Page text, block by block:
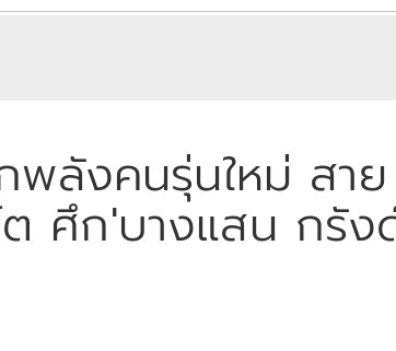
พลังคนรุ่นใหม่ สาย
ศึก'บางแสน กรัง